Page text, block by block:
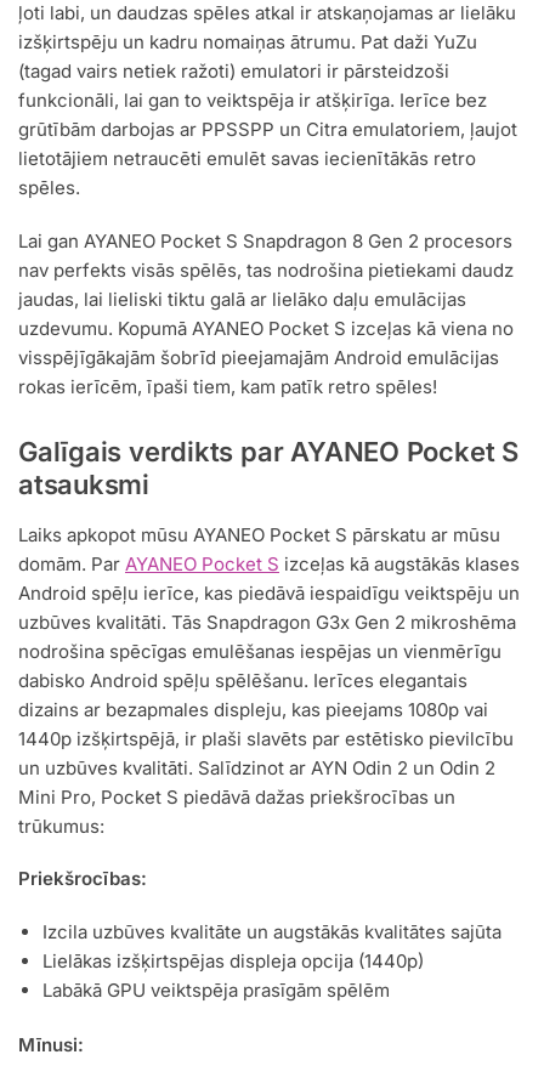
ļoti labi, un daudzas spēles atkal ir atskaņojamas ar lielāku
izšķirtspēju un kadru nomaiņas ātrumu. Pat daži YuZu
(tagad vairs netiek ražoti) emulatori ir pārsteidzoši
funkcionāli, lai gan to veiktspēja ir atšķirīga. Ierīce bez
grūtībām darbojas ar PPSSPP un Citra emulatoriem, ļaujot
lietotājiem netraucēti emulēt savas iecienītākās retro
spēles.
Lai gan AYANEO Pocket S Snapdragon 8 Gen 2 procesors
nav perfekts visās spēlēs, tas nodrošina pietiekami daudz
jaudas, lai lieliski tiktu galā ar lielāko daļu emulācijas
uzdevumu. Kopumā AYANEO Pocket S izceļas kā viena no
visspējīgākajām šobrīd pieejamajām Android emulācijas
rokas ierīcēm, īpaši tiem, kam patīk retro spēles!
Galīgais verdikts par AYANEO Pocket S
atsauksmi
Laiks apkopot mūsu AYANEO Pocket S pārskatu ar mūsu
domām. Par AYANEO Pocket S izceļas kā augstākās klases
Android spēļu ierīce, kas piedāvā iespaidīgu veiktspēju un
uzbūves kvalitāti. Tās Snapdragon G3x Gen 2 mikroshēma
nodrošina spēcīgas emulēšanas iespējas un vienmērīgu
dabisko Android spēļu spēlēšanu. Ierīces elegantais
dizains ar bezapmales displeju, kas pieejams 1080p vai
1440p izšķirtspējā, ir plaši slavēts par estētisko pievilcību
un uzbūves kvalitāti. Salīdzinot ar AYN Odin 2 un Odin 2
Mini Pro, Pocket S piedāvā dažas priekšrocības un
trūkumus:
Priekšrocības:
Izcila uzbūves kvalitāte un augstākās kvalitātes sajūta
Lielākas izšķirtspējas displeja opcija (1440p)
Labākā GPU veiktspēja prasīgām spēlēm
Mīnusi: